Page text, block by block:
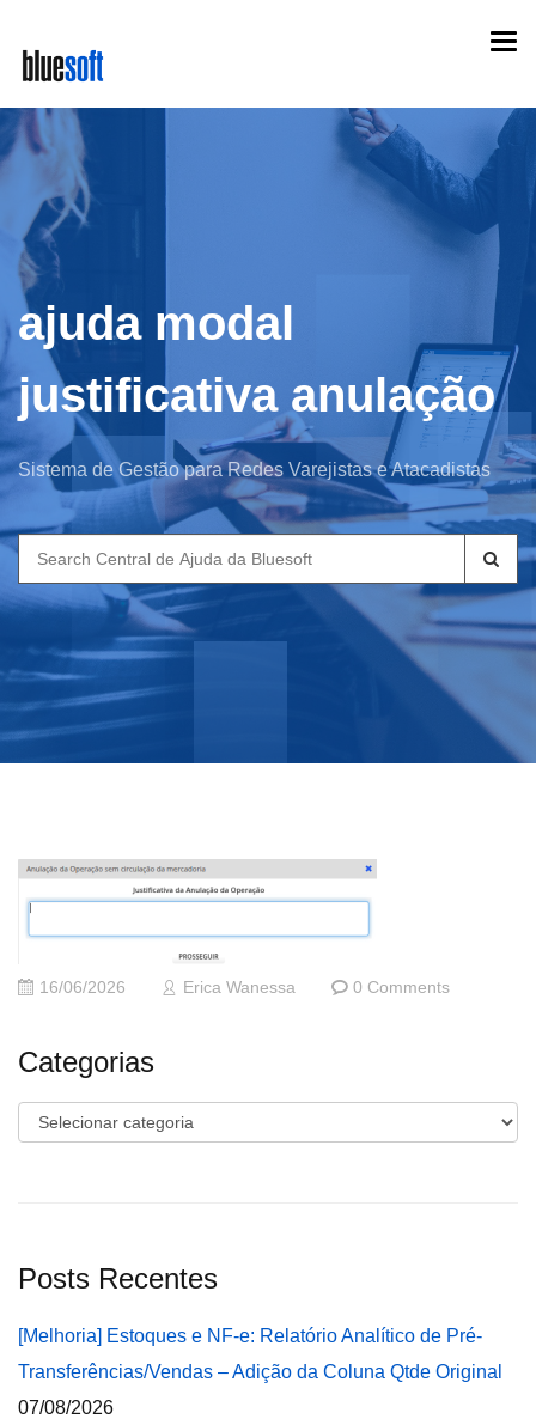
main
content
ajuda modal
justificativa anulação
Sistema de Gestão para Redes Varejistas e Atacadistas
Search
for:
16/06/2026 Erica Wanessa 0 Comments
Categorias
Categorias
Posts Recentes
[Melhoria] Estoques e NF-e: Relatório Analítico de Pré-
Transferências/Vendas – Adição da Coluna Qtde Original
07/08/2026